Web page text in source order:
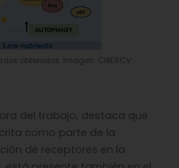
obtenidos. Imagen: CIBERCV.
del trabajo, destaca que
como parte de la
de receptores en la